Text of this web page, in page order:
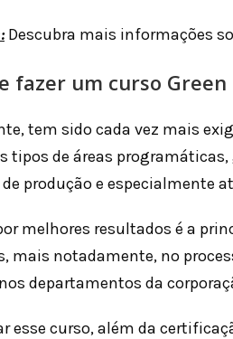
Descubra mais informações
fazer um curso Green
tem sido cada vez mais
tipos de áreas
de produção e especialmente
melhores resultados é a
mais notadamente, no
departamentos da
esse curso, além da